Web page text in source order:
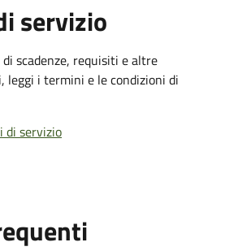
servizio
scadenze, requisiti e altre
i termini e le condizioni di
di servizio